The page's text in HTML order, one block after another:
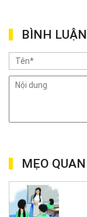
BÌNH LUẬN
MẸO